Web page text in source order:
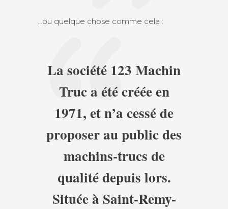
…ou quelque chose comme cela :
La société 123 Machin
Truc a été créée en
1971, et n’a cessé de
proposer au public des
machins-trucs de
qualité depuis lors.
Située à Saint-Remy-